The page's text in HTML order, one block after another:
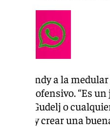
Mendy a la
más ofensivo. “Es
Sow, Gudelj o
bien y crear una